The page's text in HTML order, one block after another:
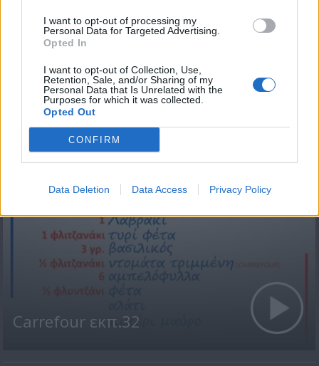
I want to opt-out of processing my
Personal Data for Targeted Advertising.
Opted In
I want to opt-out of Collection, Use,
Retention, Sale, and/or Sharing of my
Personal Data that Is Unrelated with the
Purposes for which it was collected.
Opted Out
CONFIRM
Data Deletion Data Access Privacy Policy
Carrefour εκπ.33
Carrefour εκπ.32